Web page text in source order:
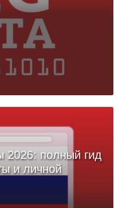
2026: полный гид
и личной